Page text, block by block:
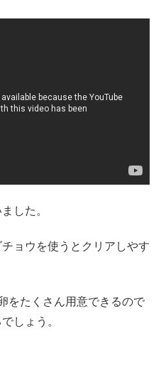
した。
ョウを使うとクリアしやす
をたくさん用意できるので
しょう。